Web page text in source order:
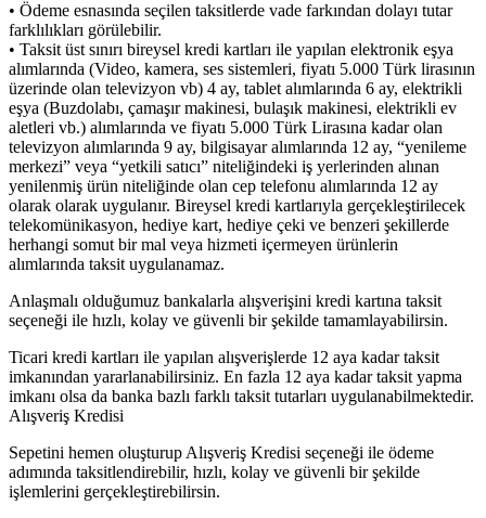
• Ödeme esnasında seçilen taksitlerde vade farkından dolayı tutar
farklılıkları görülebilir.
• Taksit üst sınırı bireysel kredi kartları ile yapılan elektronik eşya
alımlarında (Video, kamera, ses sistemleri, fiyatı 5.000 Türk lirasının
üzerinde olan televizyon vb) 4 ay, tablet alımlarında 6 ay, elektrikli
eşya (Buzdolabı, çamaşır makinesi, bulaşık makinesi, elektrikli ev
aletleri vb.) alımlarında ve fiyatı 5.000 Türk Lirasına kadar olan
televizyon alımlarında 9 ay, bilgisayar alımlarında 12 ay, “yenileme
merkezi” veya “yetkili satıcı” niteliğindeki iş yerlerinden alınan
yenilenmiş ürün niteliğinde olan cep telefonu alımlarında 12 ay
olarak olarak uygulanır. Bireysel kredi kartlarıyla gerçekleştirilecek
telekomünikasyon, hediye kart, hediye çeki ve benzeri şekillerde
herhangi somut bir mal veya hizmeti içermeyen ürünlerin
alımlarında taksit uygulanamaz.
Anlaşmalı olduğumuz bankalarla alışverişini kredi kartına taksit
seçeneği ile hızlı, kolay ve güvenli bir şekilde tamamlayabilirsin.
Ticari kredi kartları ile yapılan alışverişlerde 12 aya kadar taksit
imkanından yararlanabilirsiniz. En fazla 12 aya kadar taksit yapma
imkanı olsa da banka bazlı farklı taksit tutarları uygulanabilmektedir.
Alışveriş Kredisi
Sepetini hemen oluşturup Alışveriş Kredisi seçeneği ile ödeme
adımında taksitlendirebilir, hızlı, kolay ve güvenli bir şekilde
işlemlerini gerçekleştirebilirsin.